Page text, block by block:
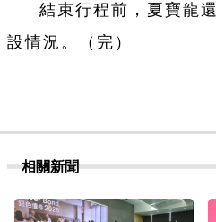
結束行程前，夏寶龍
設情況。（完）
相關新聞